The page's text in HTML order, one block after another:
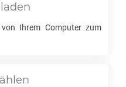
Ihrem Computer zum